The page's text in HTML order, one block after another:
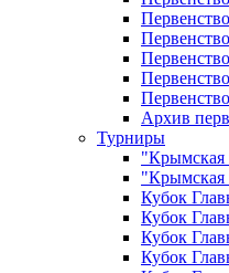
Архив
Турниры
"Крымская
"Крымская
Кубок
Кубок
Кубок
Кубок